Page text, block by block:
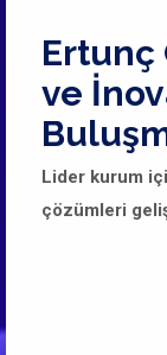
Ertunç
ve
Lider kurum
çözümleri